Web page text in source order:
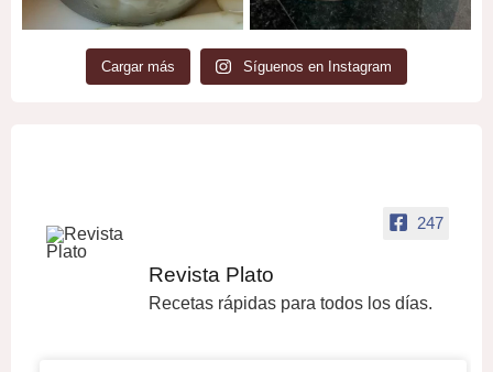
Cargar más Síguenos en Instagram
247
Revista Plato
Recetas rápidas para todos los días.